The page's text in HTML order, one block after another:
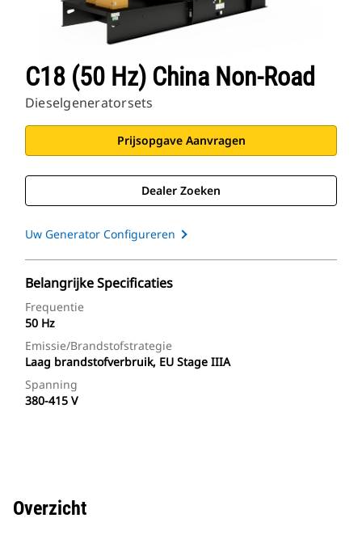
C18 (50 Hz) China Non-Road
Dieselgeneratorsets
Prijsopgave Aanvragen
Dealer Zoeken
Uw Generator Configureren
Belangrijke Specificaties
Frequentie
50 Hz
Emissie/brandstofstrategie
Laag brandstofverbruik, EU Stage IIIA
Spanning
380-415 V
Overzicht